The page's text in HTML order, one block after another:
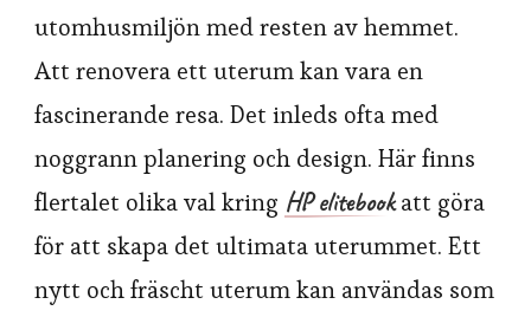
utomhusmiljön med resten av hemmet.
Att renovera ett uterum kan vara en
fascinerande resa. Det inleds ofta med
noggrann planering och design. Här finns
flertalet olika val kring HP elitebookatt göra
för att skapa det ultimata uterummet. Ett
nytt och fräscht uterum kan användas som